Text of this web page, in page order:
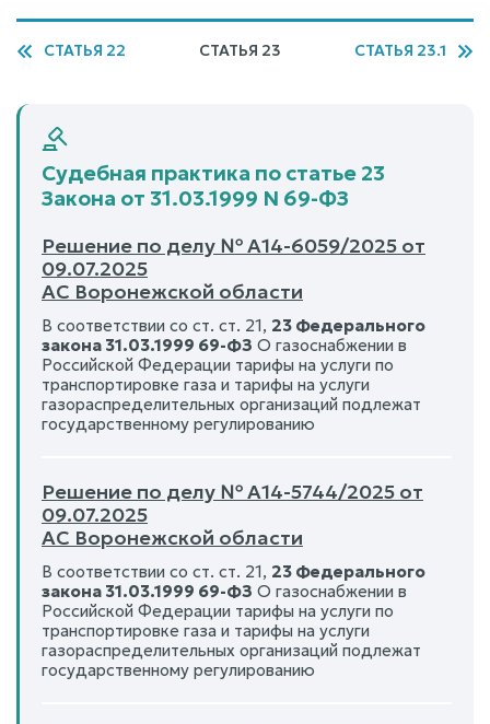
СТАТЬЯ 22 СТАТЬЯ 23 СТАТЬЯ 23.1
Судебная практика по статье 23
Закона от 31.03.1999 N 69-ФЗ
Решение по делу № А14-6059/2025 от
09.07.2025
АС Воронежской области
В соответствии со ст. ст. 21, 23 Федерального
закона 31.03.1999 69-ФЗ О газоснабжении в
Российской Федерации тарифы на услуги по
транспортировке газа и тарифы на услуги
газораспределительных организаций подлежат
государственному регулированию
Решение по делу № А14-5744/2025 от
09.07.2025
АС Воронежской области
В соответствии со ст. ст. 21, 23 Федерального
закона 31.03.1999 69-ФЗ О газоснабжении в
Российской Федерации тарифы на услуги по
транспортировке газа и тарифы на услуги
газораспределительных организаций подлежат
государственному регулированию